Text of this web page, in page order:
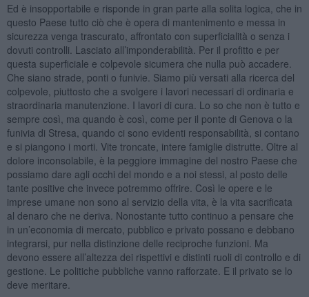
Ed è insopportabile e risponde in gran parte alla solita logica, che in
questo Paese tutto ciò che è opera di mantenimento e messa in
sicurezza venga trascurato, affrontato con superficialità o senza i
dovuti controlli. Lasciato all’imponderabilità. Per il profitto e per
questa superficiale e colpevole sicumera che nulla può accadere.
Che siano strade, ponti o funivie. Siamo più versati alla ricerca del
colpevole, piuttosto che a svolgere i lavori necessari di ordinaria e
straordinaria manutenzione. I lavori di cura. Lo so che non è tutto e
sempre così, ma quando è così, come per il ponte di Genova o la
funivia di Stresa, quando ci sono evidenti responsabilità, si contano
e si piangono i morti. Vite troncate, intere famiglie distrutte. Oltre al
dolore inconsolabile, è la peggiore immagine del nostro Paese che
possiamo dare agli occhi del mondo e a noi stessi, al posto delle
tante positive che invece potremmo offrire. Così le opere e le
imprese umane non sono al servizio della vita, è la vita sacrificata
al denaro che ne deriva. Nonostante tutto continuo a pensare che
in un’economia di mercato, pubblico e privato possano e debbano
integrarsi, pur nella distinzione delle reciproche funzioni. Ma
devono essere all’altezza dei rispettivi e distinti ruoli di controllo e di
gestione. Le politiche pubbliche vanno rafforzate. E il privato se lo
deve meritare.